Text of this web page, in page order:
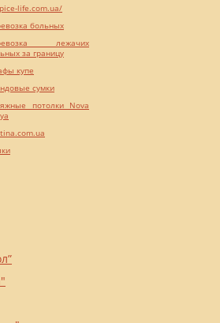
life.com.ua/
больных
лежачих
за границу
купе
сумки
потолки Nova